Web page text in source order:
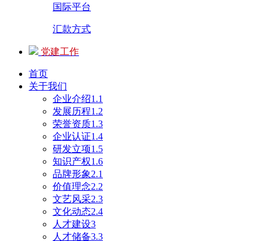
国际平台
汇款方式
党建工作
首页
关于我们
企业介绍1.1
发展历程1.2
荣誉资质1.3
企业认证1.4
研发立项1.5
知识产权1.6
品牌形象2.1
价值理念2.2
文艺风采2.3
文化动态2.4
人才建设3
人才储备3.3